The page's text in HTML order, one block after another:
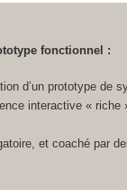
fonctionnel :
d’un prototype de
interactive « riche
et coaché par